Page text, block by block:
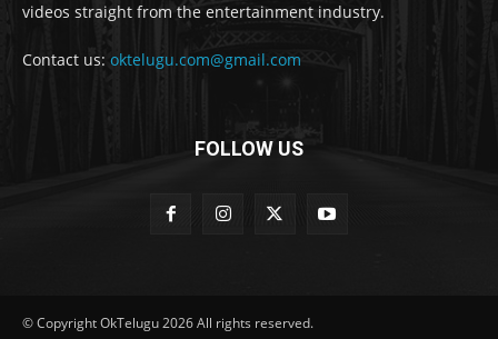
videos straight from the entertainment industry.
Contact us: oktelugu.com@gmail.com
FOLLOW US
© Copyright OkTelugu 2026 All rights reserved.